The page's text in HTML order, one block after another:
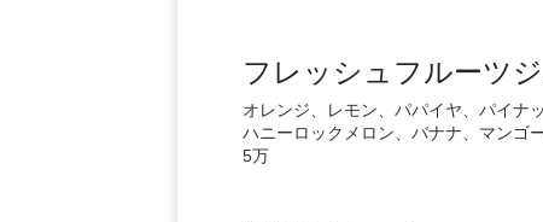
フレッシュフルーツ
オレンジ、レモン、パパイヤ、パイナ
ハニーロックメロン、バナナ、マンゴ
5万